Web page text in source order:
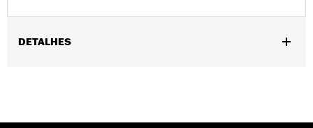
DETALHES
Sold In Units:Each